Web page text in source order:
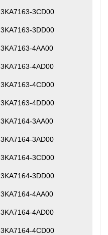
3KA7163-3CD00
3KA7163-3DD00
3KA7163-4AA00
3KA7163-4AD00
3KA7163-4CD00
3KA7163-4DD00
3KA7164-3AA00
3KA7164-3AD00
3KA7164-3CD00
3KA7164-3DD00
3KA7164-4AA00
3KA7164-4AD00
3KA7164-4CD00